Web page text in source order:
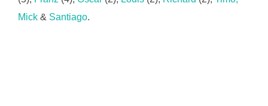
Mick & Santiago.